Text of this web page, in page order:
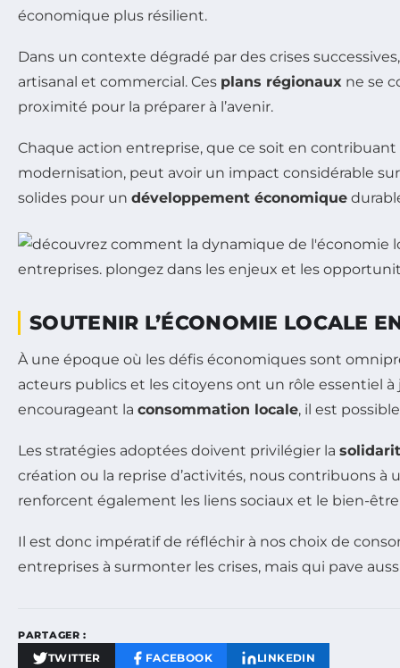
économique plus résilient.
Dans un contexte dégradé par des crises
artisanal et commercial. Ces plans régionaux ne se
proximité pour la préparer à l’avenir.
Chaque action entreprise, que ce soit en contribuant
modernisation, peut avoir un impact considérable sur
solides pour un développement économique
SOUTENIR L’ÉCONOMIE LOCALE
À une époque où les défis économiques sont
acteurs publics et les citoyens ont un rôle essentiel
encourageant la consommation locale, il est
Les stratégies adoptées doivent privilégier la
création ou la reprise d’activités, nous contribuons
renforcent également les liens sociaux et le bien-
Il est donc impératif de réfléchir à nos choix de
entreprises à surmonter les crises, mais qui pave
PARTAGER :
TWITTER FACEBOOK LINKEDIN